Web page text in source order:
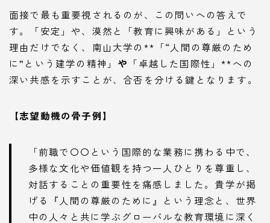
面接で最も重要視されるのが、この問いへの答えで
す。「安定」や、漠然と「教育に興味がある」という
理由だけでなく、南山大学の**「“人間の尊厳のため
に”という建学の精神」 や 「卓越した国際性」**への
深い共感を示すことが、合否を分ける鍵となります。
【志望動機の骨子例】
「前職で〇〇という国際的な業務に携わる中で、
多様な文化や価値観を持つ一人ひとりを尊重し、
対話することの重要性を痛感しました。貴学が掲
げる『人間の尊厳のために』という理念と、世界
中の人々と共に学ぶグローバルな教育環境に深く